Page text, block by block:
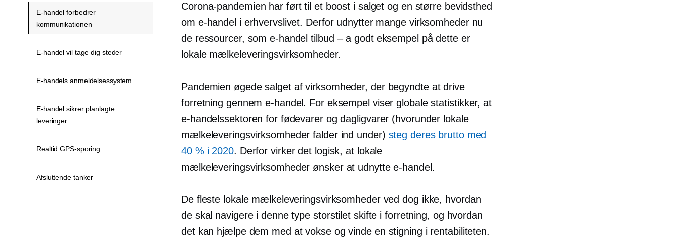
Corona-pandemien har ført til et boost i salget og en større bevidsthed
om e-handel i erhvervslivet. Derfor udnytter mange virksomheder nu
de ressourcer, som e-handeltilbud – a godt eksempel på dette er
lokale mælkeleveringsvirksomheder.
Pandemien øgede salget af virksomheder, der begyndte at drive
forretning gennem e-handel. For eksempel viser globale statistikker, at
e-handelssektoren for fødevarer og dagligvarer (hvorunder lokale
mælkeleveringsvirksomheder falder ind under) steg deres brutto med
40 % i 2020. Derfor virker det logisk, at lokale
mælkeleveringsvirksomheder ønsker at udnytte e-handel.
De fleste lokale mælkeleveringsvirksomheder ved dog ikke, hvordan
de skal navigere i denne type storstilet skifte i forretning, og hvordan
det kan hjælpe dem med at vokse og vinde en stigning i rentabiliteten.
E-handel forbedrer
kommunikationen
E-handel vil tage dig steder
E-handels anmeldelsessystem
E-handel sikrer planlagte
leveringer
Realtid GPS-sporing
Afsluttende tanker